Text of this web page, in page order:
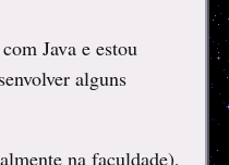
Java e estou
alguns
na faculdade),